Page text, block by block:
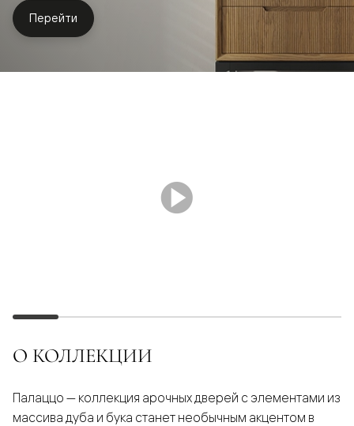
Перейти
О КОЛЛЕКЦИИ
Палаццо — коллекция арочных дверей с элементами из
массива дуба и бука станет необычным акцентом в